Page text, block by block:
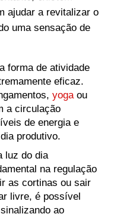
ajudar a revitalizar o
uma sensação de
forma de atividade
eficaz.
yogaou
a circulação
de energia e
produtivo.
luz do dia
na regulação
as cortinas ou sair
livre, é possível
ao